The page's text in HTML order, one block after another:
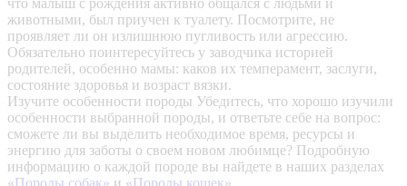
что малыш с рождения активно общался с людьми и
животными, был приучен к туалету. Посмотрите, не
проявляет ли он излишнюю пугливость или агрессию.
Обязательно поинтересуйтесь у заводчика историей
родителей, особенно мамы: каков их темперамент, заслуги,
состояние здоровья и возраст вязки.
Изучите особенности породы Убедитесь, что хорошо изучили
особенности выбранной породы, и ответьте себе на вопрос:
сможете ли вы выделить необходимое время, ресурсы и
энергию для заботы о своем новом любимце? Подробную
информацию о каждой породе вы найдете в наших разделах